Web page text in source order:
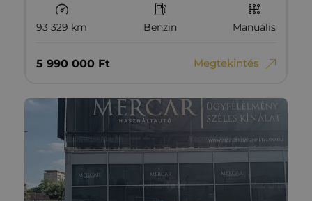
93 329 km Benzin Manuális
5‏‏‎ ‎990‏‏‎ ‎000 Ft Megtekintés